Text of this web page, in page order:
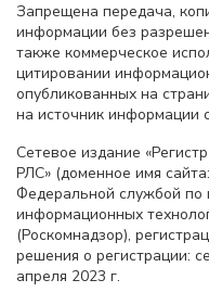
Запрещена передача,
информации без
также коммерческое
цитировании
опубликованных на
на источник информации
Сетевое издание
РЛС» (доменное имя
Федеральной службой по
информационных
(Роскомнадзор),
решения о регистрации:
апреля 2023 г.